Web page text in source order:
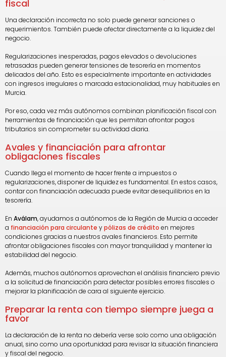
fiscal
Una declaración incorrecta no solo puede generar sanciones o
requerimientos. También puede afectar directamente a la liquidez del
negocio.
Regularizaciones inesperadas, pagos elevados o devoluciones
retrasadas pueden generar tensiones de tesorería en momentos
delicados del año. Esto es especialmente importante en actividades
con ingresos irregulares o marcada estacionalidad, muy habituales en
Murcia.
Por eso, cada vez más autónomos combinan planificación fiscal con
herramientas de financiación que les permitan afrontar pagos
tributarios sin comprometer su actividad diaria.
Avales y financiación para afrontar
obligaciones fiscales
Cuando llega el momento de hacer frente a impuestos o
regularizaciones, disponer de liquidez es fundamental. En estos casos,
contar con financiación adecuada puede evitar desequilibrios en la
tesorería.
En Aválam, ayudamos a autónomos de la Región de Murcia a acceder
a financiación para circulante ypólizas de crédito en mejores
condiciones gracias a nuestros avales financieros. Esto permite
afrontar obligaciones fiscales con mayor tranquilidad y mantener la
estabilidad del negocio.
Además, muchos autónomos aprovechan el análisis financiero previo
a la solicitud de financiación para detectar posibles errores fiscales o
mejorar la planificación de cara al siguiente ejercicio.
Preparar la renta con tiempo siempre juega a
favor
La declaración de la renta no debería verse solo como una obligación
anual, sino como una oportunidad para revisar la situación financiera
y fiscal del negocio.